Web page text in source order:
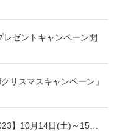
レゼントキャンペーン開
リスマスキャンペーン」
】10月14日(土)～15…